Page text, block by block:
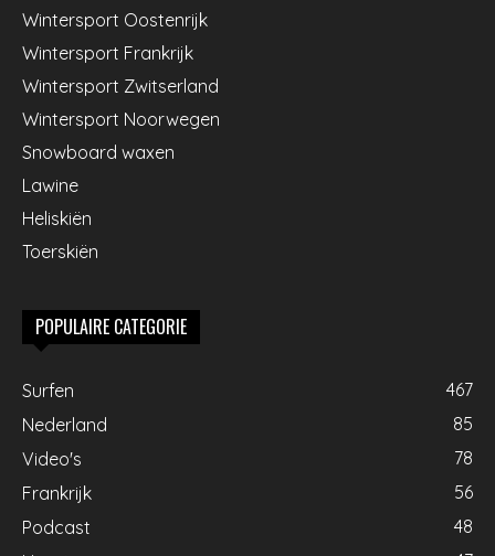
Wintersport Oostenrijk
Wintersport Frankrijk
Wintersport Zwitserland
Wintersport Noorwegen
Snowboard waxen
Lawine
Heliskiën
Toerskiën
POPULAIRE CATEGORIE
Surfen
467
Nederland
85
Video's
78
Frankrijk
56
Podcast
48